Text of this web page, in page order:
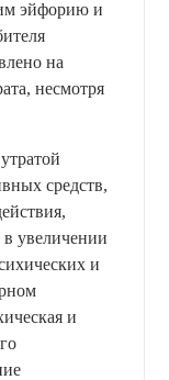
эйфорию и
на
несмотря
средств,
в увеличении
и
и